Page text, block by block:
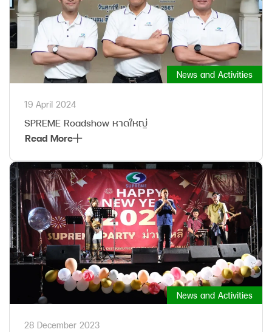
News and Activities
19 April 2024
SPREME Roadshow หาดใหญ่
Read More
News and Activities
28 December 2023